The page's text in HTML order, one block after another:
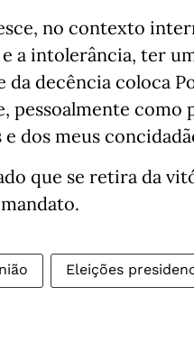
no contexto
a intolerância, ter
da decência coloca
pessoalmente
dos meus
que se retira da
Eleições